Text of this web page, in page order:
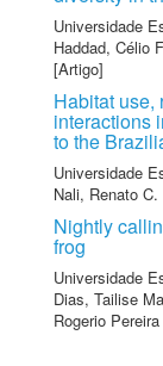
Universidade
Haddad, Célio
[Artigo]
Habitat use,
interactions
to the
Universidade
Nali, Renato C.
Nightly
frog
Universidade
Dias, Tailise
Rogerio Pereira